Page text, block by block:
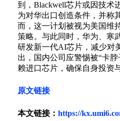
到，Blackwell芯片或因技术
为对华出口创造条件，并称
而，这一计划被视为美国维
策略。与此同时，华为、寒
研发新一代AI芯片，减少对
出，国内公司应警惕被“卡
赖进口芯片，确保自身投资
原文链接
本文链接： https://